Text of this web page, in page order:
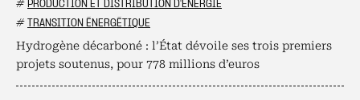
# PRODUCTION ET DISTRIBUTION D'ÉNERGIE
# TRANSITION ÉNERGÉTIQUE
Hydrogène décarboné : l’État dévoile ses trois premiers
projets soutenus, pour 778 millions d’euros